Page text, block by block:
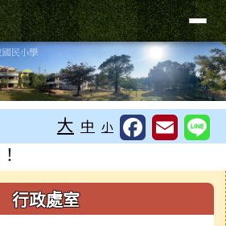
拔國民小學
大 中 小
行政處室